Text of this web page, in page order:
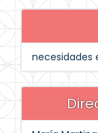
necesidades